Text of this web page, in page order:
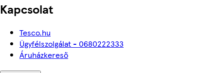
Kapcsolat
Tesco.hu
Ügyfélszolgálat - 0680222333
Áruházkereső